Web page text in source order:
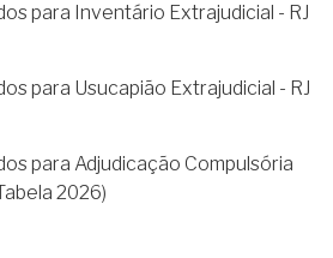
para Inventário Extrajudicial - RJ
para Usucapião Extrajudicial - RJ
para Adjudicação Compulsória
2026)